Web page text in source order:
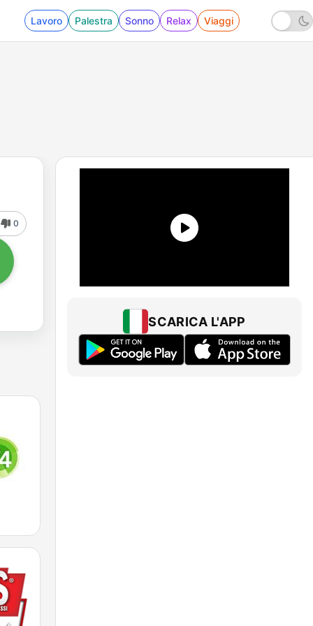
Lavoro Palestra Sonno Relax Viaggi
0
SCARICA L'APP